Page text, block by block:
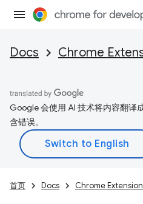
Docs Chrome
Google 会使用 AI 技术将内容翻译
含错误。
首页 Docs Chrome